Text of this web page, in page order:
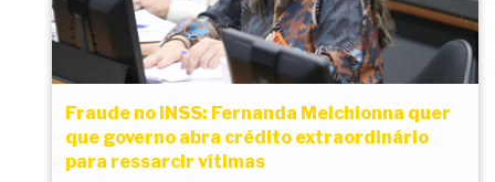
Fraude no INSS: Fernanda Melchionna quer
que governo abra crédito extraordinário
para ressarcir vítimas